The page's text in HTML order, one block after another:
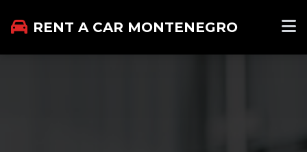
RENT A CAR MONTENEGRO